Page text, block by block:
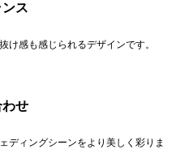
ス
け感も感じられるデザインです。
せ
ディングシーンをより美しく彩りま